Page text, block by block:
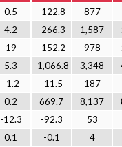
0.5 -122.8
877
4.2 -266.3 1,587
19 -152.2 978
5.3 -1,066.8 3,348
-1.2 -11.5
187
0.2 669.7 8,137
-12.3 -92.3
53
0.1 -0.1
4